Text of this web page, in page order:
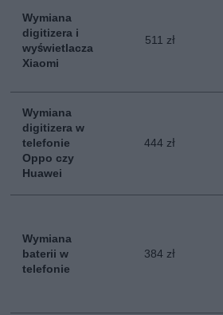
Wymiana
digitizera i
wyświetlacza
Xiaomi
511 zł
Wymiana
digitizera w
telefonie
Oppo czy
Huawei
444 zł
Wymiana
baterii w
telefonie
384 zł